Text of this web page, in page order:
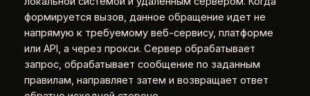
формируется вызов, данное обращение идет не
напрямую к требуемому веб-сервису, платформе
или API, а через прокси. Сервер обрабатывает
запрос, обрабатывает сообщение по заданным
правилам, направляет затем и возвращает ответ